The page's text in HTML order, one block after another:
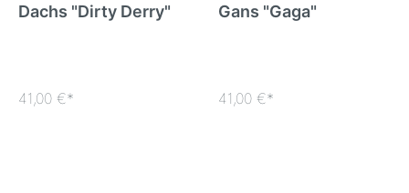
Dachs "Dirty Derry"
41,00 €*
Gans "Gaga"
41,00 €*